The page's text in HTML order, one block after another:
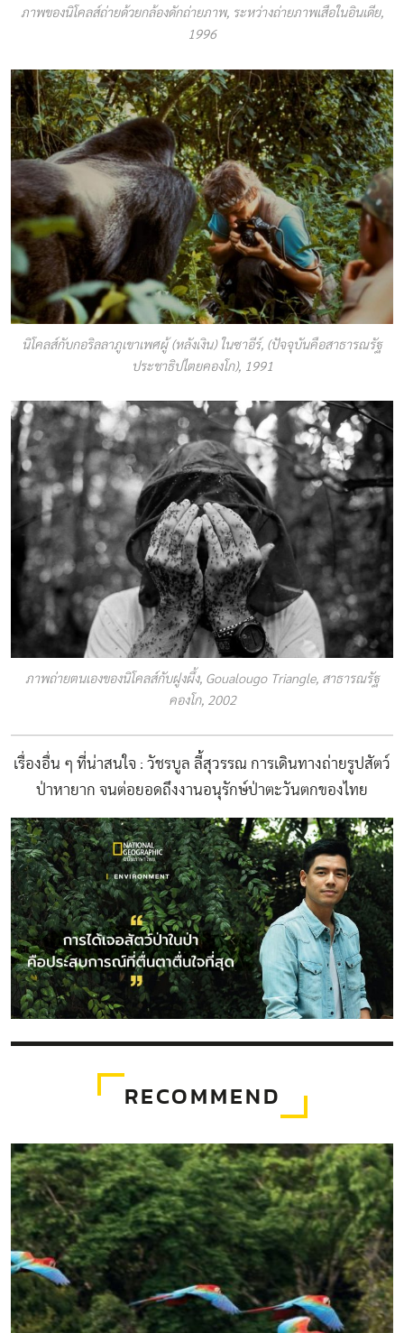
ภาพของนิโคลส์ถ่ายด้วยกล้องดักถ่ายภาพ, ระหว่างถ่ายภาพเสือในอินเดีย,
1996
นิโคลส์กับกอริลลาภูเขาเพศผู้ (หลังเงิน) ในซาอีร์, (ปัจจุบันคือสาธารณรัฐ
ประชาธิปไตยคองโก), 1991
ภาพถ่ายตนเองของนิโคลส์กับฝูงผึ้ง, Goualougo Triangle, สาธารณรัฐ
คองโก, 2002
เรื่องอื่น ๆ ที่น่าสนใจ : วัชรบูล ลี้สุวรรณ การเดินทางถ่ายรูปสัตว์
ป่าหายาก จนต่อยอดถึงงานอนุรักษ์ป่าตะวันตกของไทย
RECOMMEND